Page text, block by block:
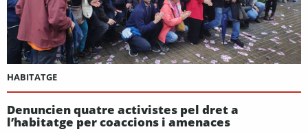
HABITATGE
Denuncien quatre activistes pel dret a
l’habitatge per coaccions i amenaces